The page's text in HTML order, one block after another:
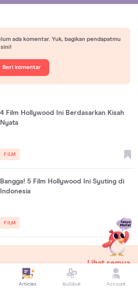
ada komentar. Yuk, bagikan pendapatmu
Beri komentar
4 Film Hollywood Ini Berdasarkan Kisah
Nyata
FILM
Bangga! 5 Film Hollywood Ini Syuting di
Indonesia
FILM
Lihat semua
Articles IbuSibuk Account